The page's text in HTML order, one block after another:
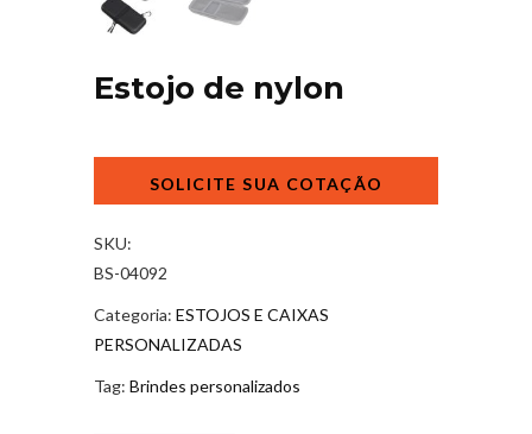
Estojo de nylon
SKU:
BS-04092
Categoria: ESTOJOS E CAIXAS
PERSONALIZADAS
Tag: Brindes personalizados